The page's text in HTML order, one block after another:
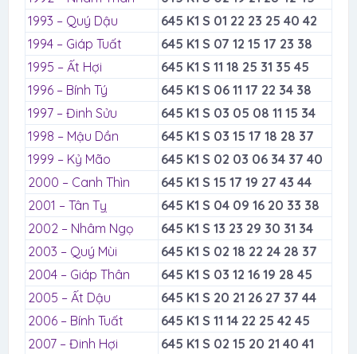
1993 – Quý Dậu
645 K1 S 01 22 23 25 40 42
1994 – Giáp Tuất
645 K1 S 07 12 15 17 23 38
1995 – Ất Hợi
645 K1 S 11 18 25 31 35 45
1996 – Bính Tý
645 K1 S 06 11 17 22 34 38
1997 – Đinh Sửu
645 K1 S 03 05 08 11 15 34
1998 – Mậu Dần
645 K1 S 03 15 17 18 28 37
1999 – Kỷ Mão
645 K1 S 02 03 06 34 37 40
2000 – Canh Thìn
645 K1 S 15 17 19 27 43 44
2001 – Tân Tỵ
645 K1 S 04 09 16 20 33 38
2002 – Nhâm Ngọ
645 K1 S 13 23 29 30 31 34
2003 – Quý Mùi
645 K1 S 02 18 22 24 28 37
2004 – Giáp Thân
645 K1 S 03 12 16 19 28 45
2005 – Ất Dậu
645 K1 S 20 21 26 27 37 44
2006 – Bính Tuất
645 K1 S 11 14 22 25 42 45
2007 – Đinh Hợi
645 K1 S 02 15 20 21 40 41